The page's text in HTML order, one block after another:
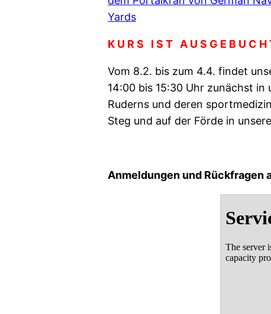
K U R S I S T A U S G E B U C H
Vom 8.2. bis zum 4.4. findet
14:00 bis 15:30 Uhr zunächst
Ruderns und deren
Steg und auf der Förde in
Anmeldungen und Rückfragen